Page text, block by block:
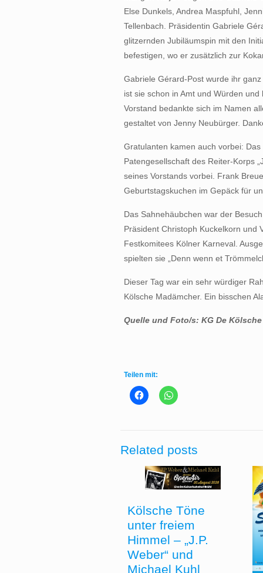
Else Dunkels, Andrea Maspfuhl,
Tellenbach. Präsidentin Gabriele
glitzernden Jubiläumspin mit den
befestigen, wo er zusätzlich zur
Gabriele Gérard-Post wurde ihr
ist sie schon in Amt und Würden
Vorstand bedankte sich im Namen
gestaltet von Jenny Neubürger.
Gratulanten kamen auch vorbei:
Patengesellschaft des Reiter-Korps
seines Vorstands vorbei. Frank
Geburtstagskuchen im Gepäck für
Das Sahnehäubchen war der
Präsident Christoph Kuckelkorn und
Festkomitees Kölner Karneval.
spielten sie „Denn wenn et
Dieser Tag war ein sehr würdiger
Kölsche Madämcher. Ein bisschen
Quelle und Foto/s: KG De Kölsche
Teilen mit:
Related posts
Kölsche Töne
unter freiem
Himmel – „J.P.
Weber“ und
Michael Kuhl